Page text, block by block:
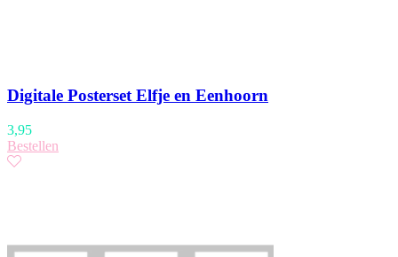
Digitale Posterset Elfje en Eenhoorn
3,95
Bestellen